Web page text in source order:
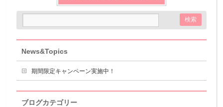
News&Topics
期間限定キャンペーン実施中！
ブログカテゴリー